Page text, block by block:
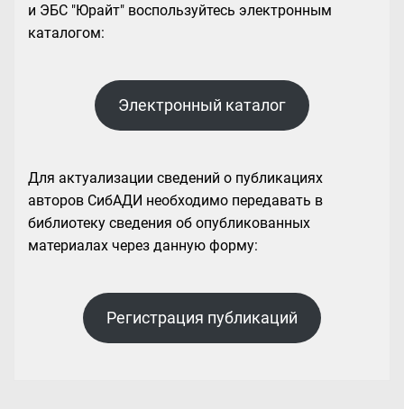
и ЭБС "Юрайт" воспользуйтесь электронным
каталогом:
Электронный каталог
Для актуализации сведений о публикациях
авторов СибАДИ необходимо передавать в
библиотеку сведения об опубликованных
материалах через данную форму:
Регистрация публикаций